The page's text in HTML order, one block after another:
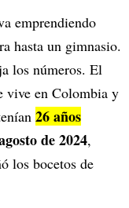
emprendiendo
hasta un gimnasio.
los números. El
vive en Colombia y
26 años
de 2024,
los bocetos de